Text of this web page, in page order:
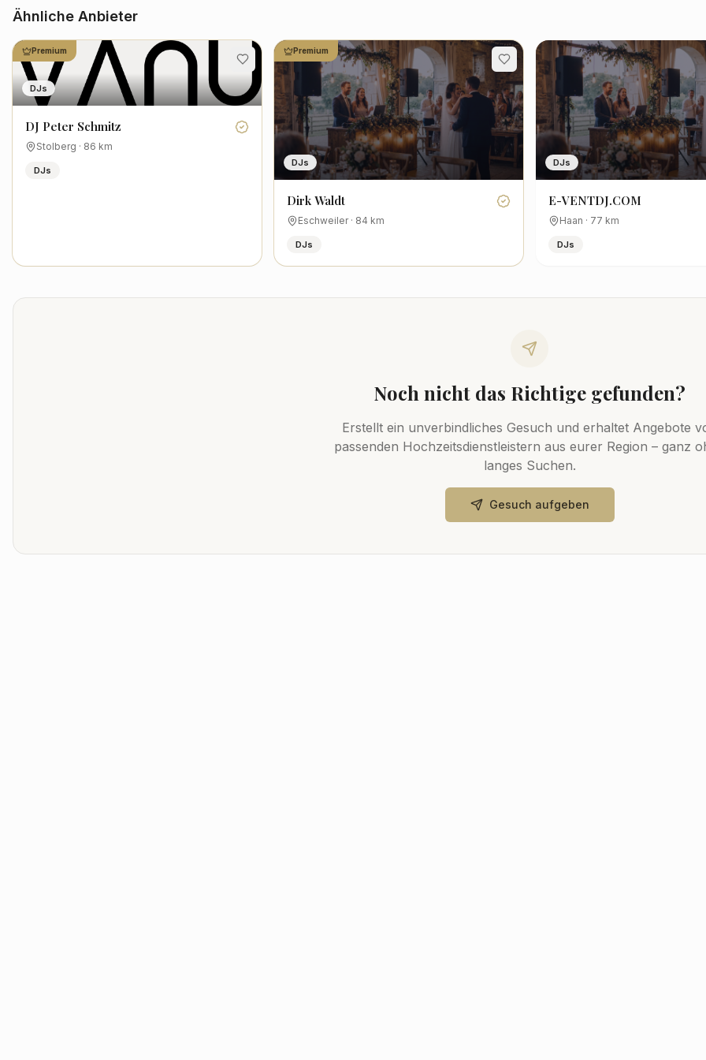
Ähnliche Anbieter
DJs
Premium
DJ Peter Schmitz
Stolberg · 86 km
DJs
DJs
Premium
Dirk Waldt
Eschweiler· 84 km
DJs
DJs
E-VENTDJ.COM
Haan · 77 km
DJs
Noch nicht das Richtige gefunden?
Erstellt ein unverbindliches Gesuch und erhaltet Angebote
passenden Hochzeitsdienstleistern aus eurer Region – ganz
langes Suchen.
Gesuch aufgeben